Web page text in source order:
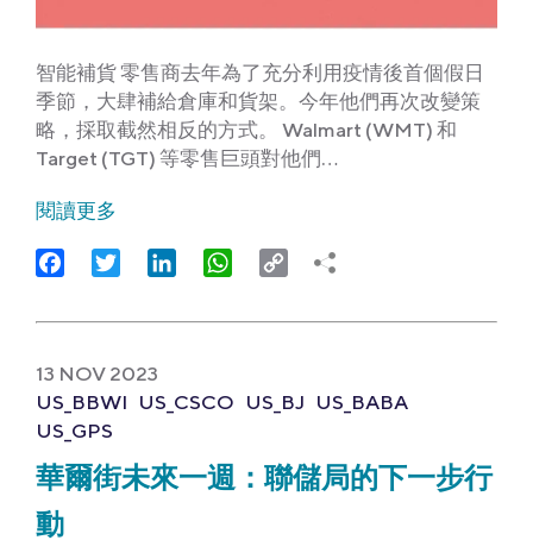
智能補貨 零售商去年為了充分利用疫情後首個假日
季節，大肆補給倉庫和貨架。今年他們再次改變策
略，採取截然相反的方式。 Walmart (WMT) 和
Target (TGT) 等零售巨頭對他們…
閱讀更多
FacebookTwitter LinkedIn WhatsApp
Copy
13 NOV 2023
US_BBWI US_CSCO US_BJ US_BABA
US_GPS
華爾街未來一週：聯儲局的下一步行
動